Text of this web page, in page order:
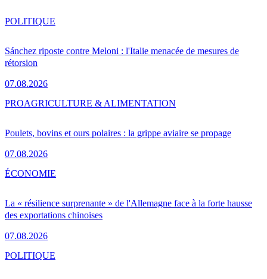
Sánchez riposte contre Meloni : l'Italie menacée de mesures de
rétorsion
07.08.2026
POLITIQUE
Poulets, bovins et ours polaires : la grippe aviaire se propage
07.08.2026
PROAGRICULTURE & ALIMENTATION
La « résilience surprenante » de l'Allemagne face à la forte hausse
des exportations chinoises
07.08.2026
ÉCONOMIE
POLITIQUE